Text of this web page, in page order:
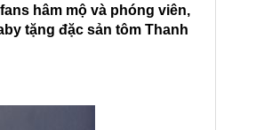
hâm mộ và phóng viên,
tặng đặc sản tôm Thanh